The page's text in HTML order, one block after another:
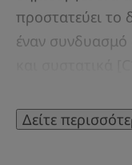
προστατεύει το
έναν συνδυασμό
και θειϊκός
Δείτε